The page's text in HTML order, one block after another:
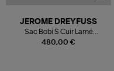
480,00 €
JEROME DREYFUSS
Sac Bobi S Cuir Lamé
Champagne